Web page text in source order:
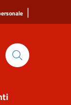
|